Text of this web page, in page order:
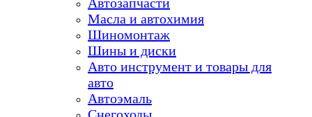
Масла и автохимия
Шиномонтаж
Шины и диски
Авто инструмент и товары для
авто
Автоэмаль